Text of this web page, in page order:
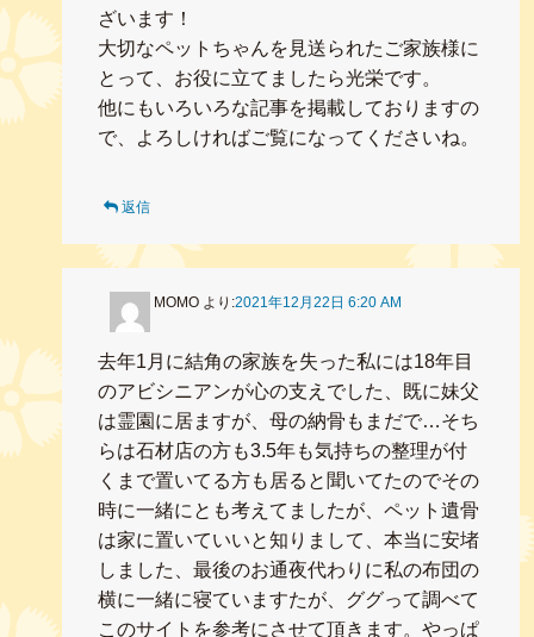
ざいます！
大切なペットちゃんを見送られたご家族様に
とって、お役に立てましたら光栄です。
他にもいろいろな記事を掲載しておりますの
で、よろしければご覧になってくださいね。
返信
MOMO より:2021年12月22日 6:20 AM
去年1月に結角の家族を失った私には18年目
のアビシニアンが心の支えでした、既に妹父
は霊園に居ますが、母の納骨もまだで…そち
らは石材店の方も3.5年も気持ちの整理が付
くまで置いてる方も居ると聞いてたのでその
時に一緒にとも考えてましたが、ペット遺骨
は家に置いていいと知りまして、本当に安堵
しました、最後のお通夜代わりに私の布団の
横に一緒に寝ていますたが、ググって調べて
このサイトを参考にさせて頂きます。やっぱ